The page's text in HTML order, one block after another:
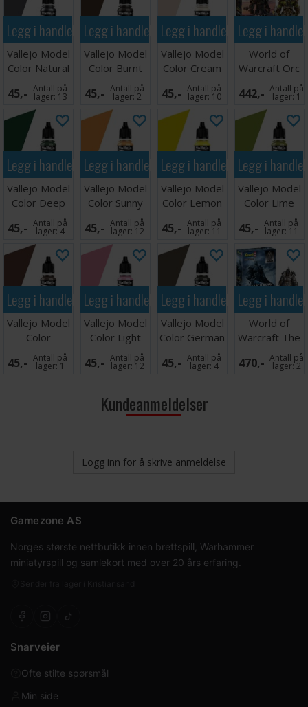
Legg i handlekurven
Vallejo Model
Color Natural
Steel 17ml
45,- Antall på
lager: 13
Legg i handlekurven
Vallejo Model
Color Burnt
Umber 17ml
45,- Antall på
lager:2
Legg i handlekurven
Vallejo Model
Color Cream
White
45,- Antall på
lager: 10
Legg i
World of
Warcraft Orc
Thrall
442,- Antall på
lager:1
Legg i handlekurven
Vallejo Model
Color Deep
Green
45,- Antall på
lager:4
Legg i handlekurven
Vallejo Model
Color Sunny
Skin Tone
45,- Antall på
lager: 12
Legg i handlekurven
Vallejo Model
Color Lemon
Yellow 17ml
45,- Antall på
lager: 11
Legg i
Vallejo Model
Color Lime
Green
45,- Antall på
lager: 11
Legg i handlekurven
Vallejo Model
Color
Chestnut
Brown
45,- Antall på
lager:1
Legg i handlekurven
Vallejo Model
Color Light
Pink
45,- Antall på
lager: 12
Legg i handlekurven
Vallejo Model
Color German
Tank Crew
45,- Antall på
lager:4
Legg i
World of
Warcraft The
Lich King
470,- Antall på
lager:2
Kundeanmeldelser
Logg inn for å skrive anmeldelse
Gamezone AS
Norges største nettbutikk innen brettspill, Warhammer
miniatyrspill og samlekort med over 20 års erfaring.
Snarveier
Ofte stilte spørsmål
Min side